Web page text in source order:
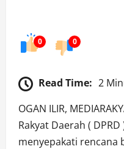
0 0
Read Time: 2
OGAN ILIR,
Rakyat Daerah (
menyepakati rencana